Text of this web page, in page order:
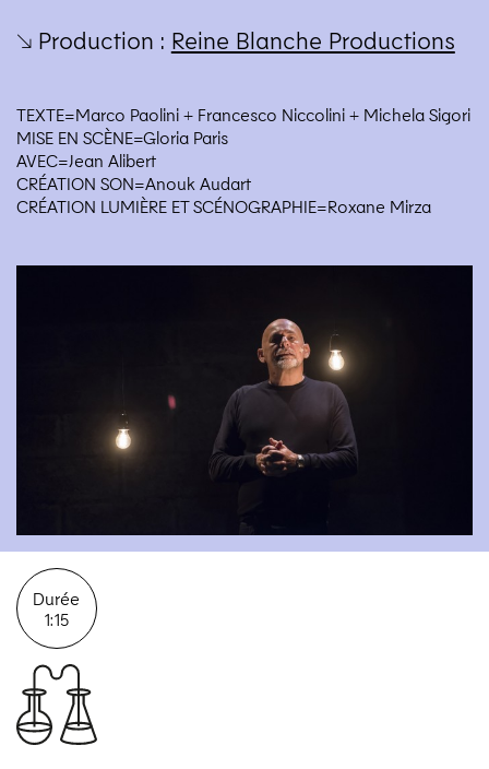
↘ Production : Reine Blanche Productions
TEXTE=Marco Paolini + Francesco Niccolini + Michela Sigori
MISE EN SCÈNE=Gloria Paris
AVEC=Jean Alibert
CRÉATION SON=Anouk Audart
CRÉATION LUMIÈRE ET SCÉNOGRAPHIE=Roxane Mirza
Durée
1:15